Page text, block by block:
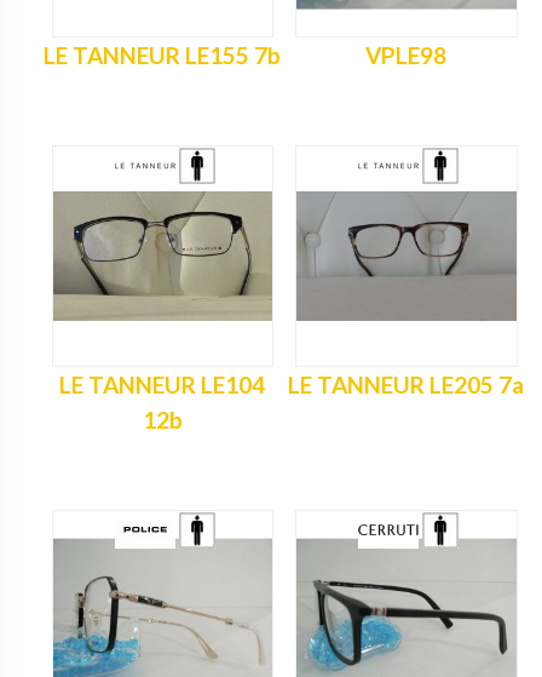
LE TANNEUR LE155 7b VPLE98
LE TANNEUR LE104
12b
LE TANNEUR LE205 7a